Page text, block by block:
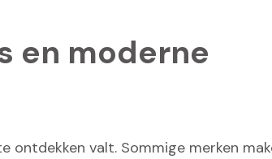
en moderne
ontdekken valt. Sommige merken